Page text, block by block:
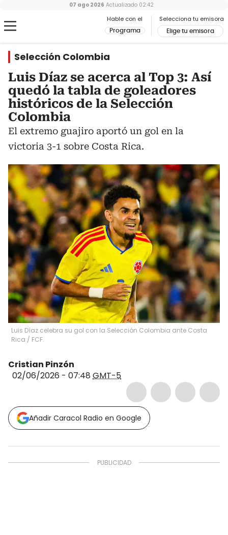
Hable con el
Programa
Selecciona tu emisora
Elige tu emisora
07 ago 2026 Actualizado 02:42
Selección Colombia
Luis Díaz se acerca al Top 3: Así
quedó la tabla de goleadores
históricos de la Selección
Colombia
El extremo guajiro aportó un gol en la
victoria 3-1 sobre Costa Rica.
Luis Díaz celebra su gol con la Selección Colombia ante Costa
Rica / FCF.
Cristian Pinzón
02/06/2026 - 07:48 GMT-5
Añadir Caracol Radio en Google